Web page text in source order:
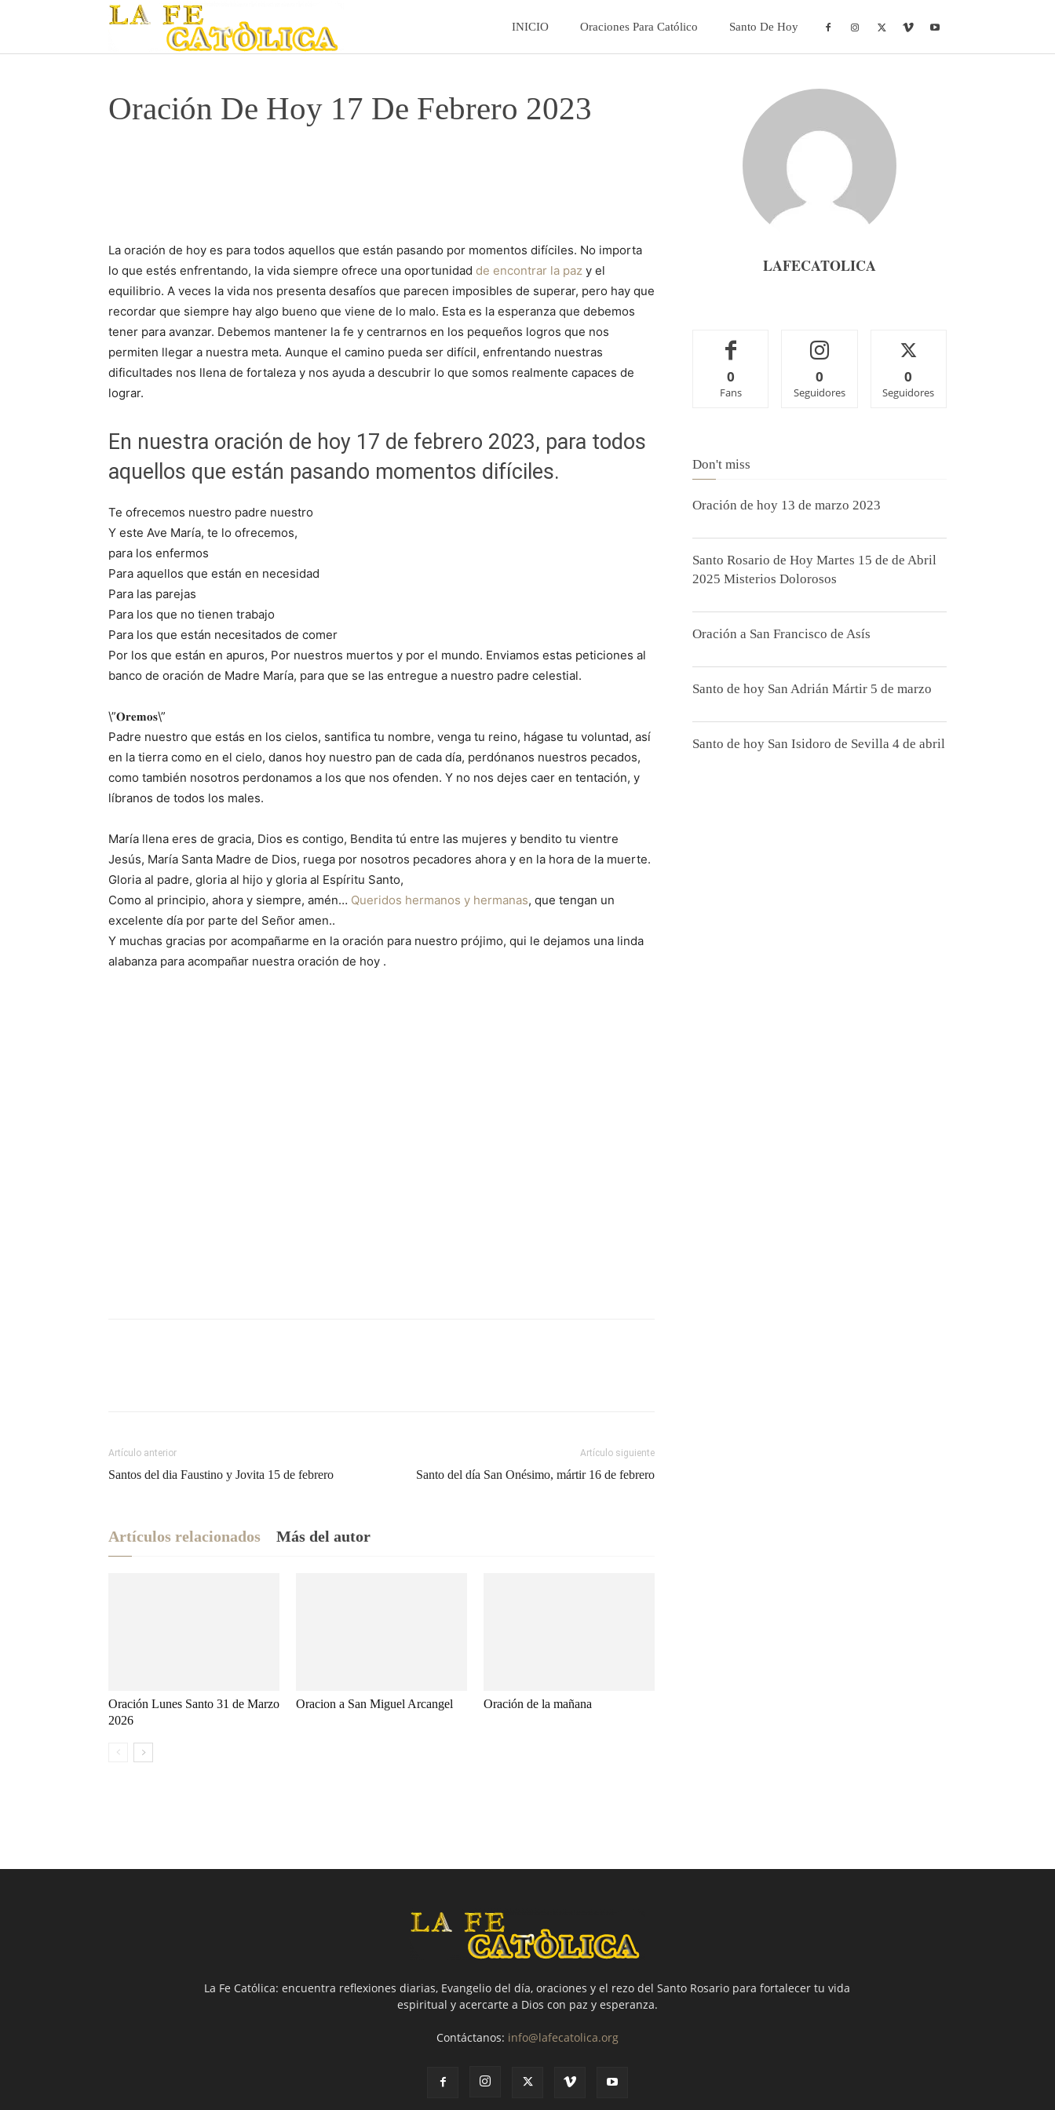
INICIO Oraciones Para Católico Santo De Hoy
Oración De Hoy 17 De Febrero 2023
La oración de hoy es para todos aquellos que están pasando por momentos difíciles. No importa
lo que estés enfrentando, la vida siempre ofrece una oportunidad de encontrar la paz y el
equilibrio. A veces la vida nos presenta desafíos que parecen imposibles de superar, pero hay que
recordar que siempre hay algo bueno que viene de lo malo. Esta es la esperanza que debemos
tener para avanzar. Debemos mantener la fe y centrarnos en los pequeños logros que nos
permiten llegar a nuestra meta. Aunque el camino pueda ser difícil, enfrentando nuestras
dificultades nos llena de fortaleza y nos ayuda a descubrir lo que somos realmente capaces de
lograr.
En nuestra oración de hoy 17 de febrero 2023, para todos
aquellos que están pasando momentos difíciles.
Te ofrecemos nuestro padre nuestro
Y este Ave María, te lo ofrecemos,
para los enfermos
Para aquellos que están en necesidad
Para las parejas
Para los que no tienen trabajo
Para los que están necesitados de comer
Por los que están en apuros, Por nuestros muertos y por el mundo. Enviamos estas peticiones al
banco de oración de Madre María, para que se las entregue a nuestro padre celestial.
\”𝐎𝐫𝐞𝐦𝐨𝐬\”
Padre nuestro que estás en los cielos, santifica tu nombre, venga tu reino, hágase tu voluntad, así
en la tierra como en el cielo, danos hoy nuestro pan de cada día, perdónanos nuestros pecados,
como también nosotros perdonamos a los que nos ofenden. Y no nos dejes caer en tentación, y
líbranos de todos los males.
María llena eres de gracia, Dios es contigo, Bendita tú entre las mujeres y bendito tu vientre
Jesús, María Santa Madre de Dios, ruega por nosotros pecadores ahora y en la hora de la muerte.
Gloria al padre, gloria al hijo y gloria al Espíritu Santo,
Como al principio, ahora y siempre, amén… Queridos hermanos y hermanas, que tengan un
excelente día por parte del Señor amen..
Y muchas gracias por acompañarme en la oración para nuestro prójimo, qui le dejamos una linda
alabanza para acompañar nuestra oración de hoy .
Artículo anterior
Santos del dia Faustino y Jovita 15 de febrero
Artículo siguiente
Santo del día San Onésimo, mártir 16 de febrero
Artículos relacionados Más del autor
Oración Lunes Santo 31 de Marzo
2026
Oracion a San Miguel Arcangel Oración de la mañana
LAFECATOLICA
0
Fans
0
Seguidores
0
Seguidores
Don't miss
Oración de hoy 13 de marzo 2023
Santo Rosario de Hoy Martes 15 de de Abril
2025 Misterios Dolorosos
Oración a San Francisco de Asís
Santo de hoy San Adrián Mártir 5 de marzo
Santo de hoy San Isidoro de Sevilla 4 de abril
La Fe Católica: encuentra reflexiones diarias, Evangelio del día, oraciones y el rezo del Santo Rosario para fortalecer tu vida
espiritual y acercarte a Dios con paz y esperanza.
Contáctanos: info@lafecatolica.org